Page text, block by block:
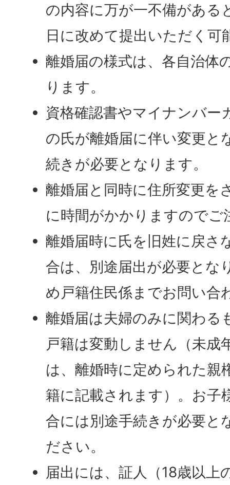
の内容に万が一不備がある
日に改めて提出いただく可
離婚届の様式は、各自治体
ります。
資格確認書やマイナンバー
の氏が離婚届に伴い変更と
続きが必要となります。
離婚届と同時に住所変更を
に時間がかかりますのでご
離婚届時に氏を旧姓に戻さ
合は、別途届出が必要とな
め戸籍住民係までお問い合
離婚届は夫婦のみに関わる
戸籍は変動しません（未成
は、離婚時に定められた親
籍に記載されます）。お子
合には別途手続きが必要と
ださい。
届出には、証人（18歳以上